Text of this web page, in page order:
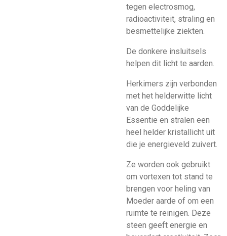
tegen electrosmog,
radioactiviteit, straling en
besmettelijke ziekten.
De donkere insluitsels
helpen dit licht te aarden.
Herkimers zijn verbonden
met het helderwitte licht
van de Goddelijke
Essentie en stralen een
heel helder kristallicht uit
die je energieveld zuivert.
Ze worden ook gebruikt
om vortexen tot stand te
brengen voor heling van
Moeder aarde of om een
ruimte te reinigen. Deze
steen geeft energie en